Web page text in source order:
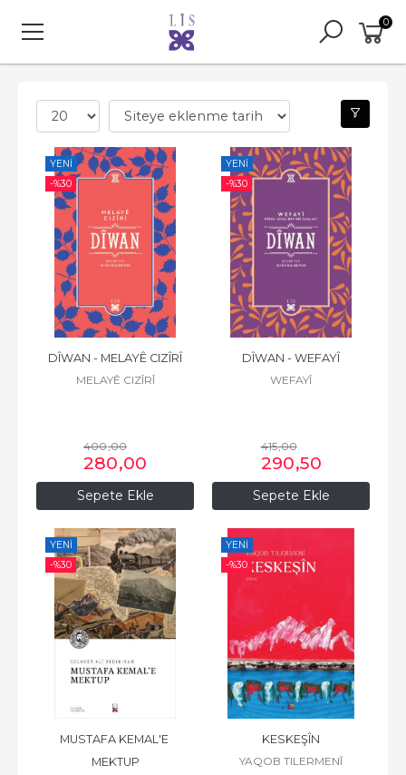
0
YENI
-%30
Sepete Ekle
DÎWAN - MELAYÊ CIZÎRÎ
MELAYÊ CIZÎRÎ
400,00
280,00
YENI
-%30
Sepete Ekle
DÎWAN - WEFAYÎ
WEFAYÎ
415,00
290,50
YENI
-%30
MUSTAFA KEMAL'E
MEKTUP
YENI
-%30
KESKEŞÎN
YAQOB TILERMENÎ